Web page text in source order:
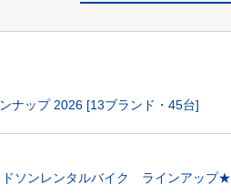
ナップ 2026 [13ブランド・45台]
ソンレンタルバイク ラインアップ★